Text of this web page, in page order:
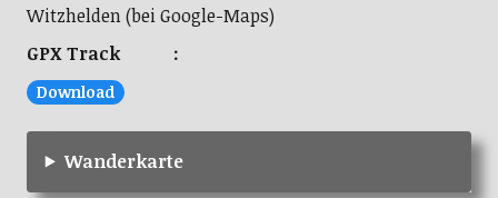
Witzhelden (bei Google-Maps)
GPX Track :
Download
Wanderkarte